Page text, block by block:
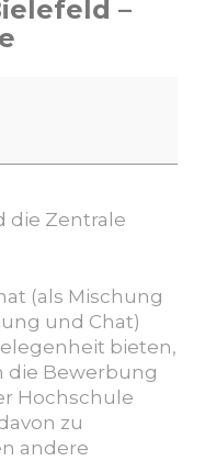
–
die Zentrale
(als Mischung
und Chat)
bieten,
die Bewerbung
Hochschule
zu
andere